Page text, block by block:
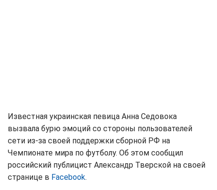
Известная украинская певица Анна Седовока
вызвала бурю эмоций со стороны пользователей
сети из-за своей поддержки сборной РФ на
Чемпионате мира по футболу. Об этом сообщил
российский публицист Александр Тверской на своей
странице в Facebook.